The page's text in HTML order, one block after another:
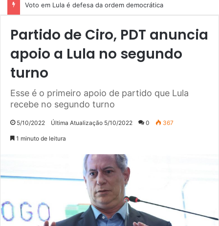
Voto em Lula é defesa da ordem democrática
Partido de Ciro, PDT anuncia
apoio a Lula no segundo
turno
Esse é o primeiro apoio de partido que Lula
recebe no segundo turno
5/10/2022 Última Atualização 5/10/2022 0 367
1 minuto de leitura